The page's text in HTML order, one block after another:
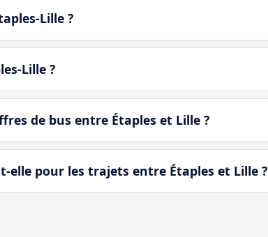
Lille ?
Lille ?
de bus entre Étaples et Lille ?
elle pour les trajets entre Étaples et Lille ?